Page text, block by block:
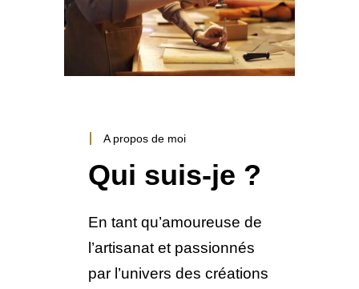
A propos de moi
Qui suis-je ?
En tant qu’amoureuse de
l’artisanat et passionnés
par l’univers des créations